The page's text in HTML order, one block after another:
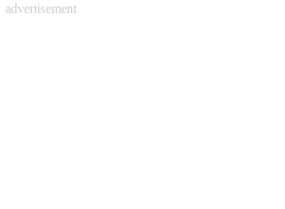
advertisement